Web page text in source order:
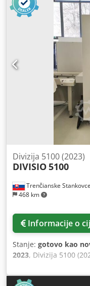
Trenčianske Stankovce
468 km
Divizija 5100 (2023)
DIVISIO5100
Informacije o
Stanje: gotovo kao
2023, Divizija 5100